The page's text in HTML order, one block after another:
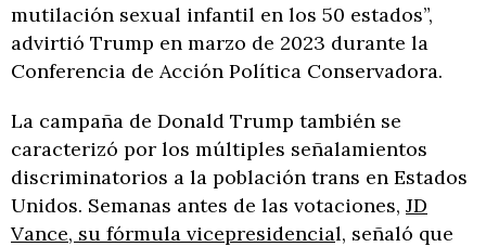
mutilación sexual infantil en los 50 estados”,
advirtió Trump en marzo de 2023 durante la
Conferencia de Acción Política Conservadora.
La campaña de Donald Trump también se
caracterizó por los múltiples señalamientos
discriminatorios a la población trans en Estados
Unidos. Semanas antes de las votaciones, JD
Vance, su fórmula vicepresidencial, señaló que